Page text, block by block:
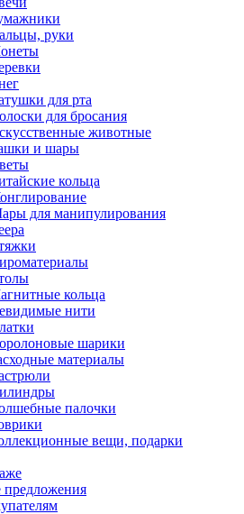
руки
для рта
для бросания
животные
и шары
кольца
для манипулирования
кольца
нити
шарики
материалы
палочки
вещи, подарки